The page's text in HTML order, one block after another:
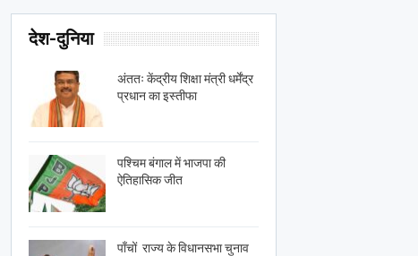
देश-दुनिया
अंततः केंद्रीय शिक्षा मंत्री धर्मेंद्र
प्रधान का इस्तीफा
पश्चिम बंगाल में भाजपा की
ऐतिहासिक जीत
पाँचों राज्य के विधानसभा चुनाव